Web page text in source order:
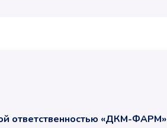
ответственностью «ДКМ-ФАРМ»